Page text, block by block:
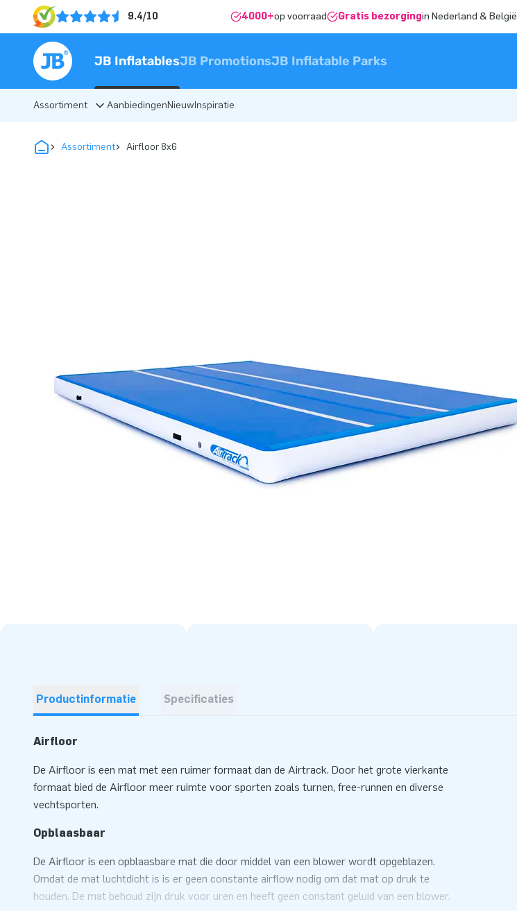
9.4/10 4000+op voorraad Gratis bezorgingin Nederland & België
JB InflatablesJB PromotionsJB Inflatable Parks
Assortiment AanbiedingenNieuwInspiratie
Assortiment Airfloor 8x6
Productinformatie Specificaties
Airfloor
De Airfloor is een mat met een ruimer formaat dan de Airtrack. Door het grote vierkante
formaat bied de Airfloor meer ruimte voor sporten zoals turnen, free-runnen en diverse
vechtsporten.
Opblaasbaar
De Airfloor is een opblaasbare mat die door middel van een blower wordt opgeblazen.
Omdat de mat luchtdicht is is er geen constante airflow nodig om dat mat op druk te
houden. De mat behoud zijn druk voor uren en heeft geen constant geluid van een blower.